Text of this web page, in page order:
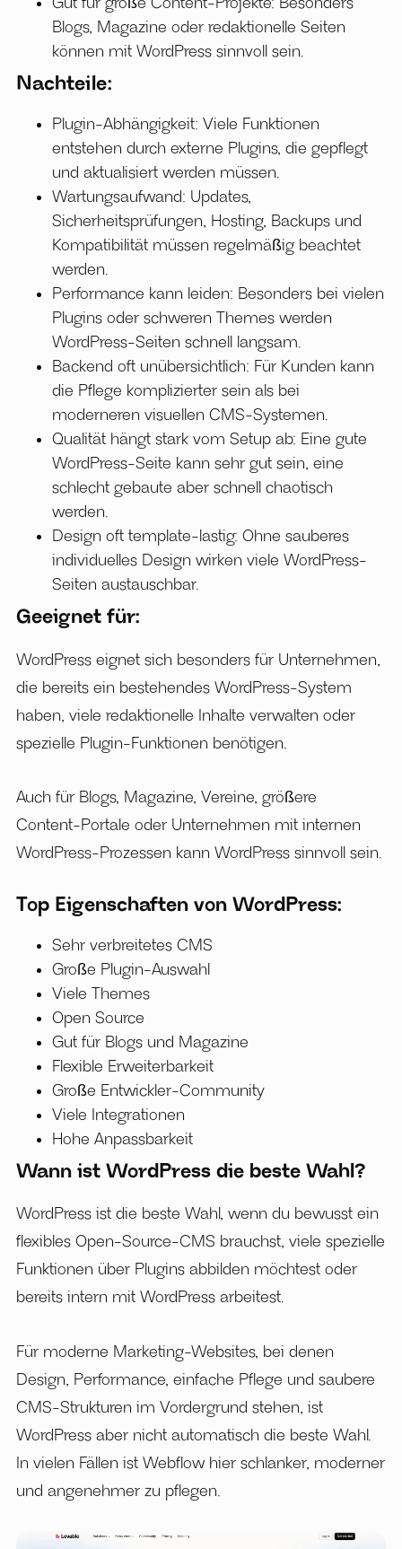
Blogs, Magazine oder redaktionelle Seiten
können mit WordPress sinnvoll sein.
Nachteile:
Plugin-Abhängigkeit: Viele Funktionen
entstehen durch externe Plugins, die gepflegt
und aktualisiert werden müssen.
Wartungsaufwand: Updates,
Sicherheitsprüfungen, Hosting, Backups und
Kompatibilität müssen regelmäßig beachtet
werden.
Performance kann leiden: Besonders bei vielen
Plugins oder schweren Themes werden
WordPress-Seiten schnell langsam.
Backend oft unübersichtlich: Für Kunden kann
die Pflege komplizierter sein als bei
moderneren visuellen CMS-Systemen.
Qualität hängt stark vom Setup ab: Eine gute
WordPress-Seite kann sehr gut sein, eine
schlecht gebaute aber schnell chaotisch
werden.
Design oft template-lastig: Ohne sauberes
individuelles Design wirken viele WordPress-
Seiten austauschbar.
Geeignet für:
WordPress eignet sich besonders für Unternehmen,
die bereits ein bestehendes WordPress-System
haben, viele redaktionelle Inhalte verwalten oder
spezielle Plugin-Funktionen benötigen.
Auch für Blogs, Magazine, Vereine, größere
Content-Portale oder Unternehmen mit internen
WordPress-Prozessen kann WordPress sinnvoll sein.
Top Eigenschaften von WordPress:
Sehr verbreitetes CMS
Große Plugin-Auswahl
Viele Themes
Open Source
Gut für Blogs und Magazine
Flexible Erweiterbarkeit
Große Entwickler-Community
Viele Integrationen
Hohe Anpassbarkeit
Wann ist WordPress die beste Wahl?
WordPress ist die beste Wahl, wenn du bewusst ein
flexibles Open-Source-CMS brauchst, viele spezielle
Funktionen über Plugins abbilden möchtest oder
bereits intern mit WordPress arbeitest.
Für moderne Marketing-Websites, bei denen
Design, Performance, einfache Pflege und saubere
CMS-Strukturen im Vordergrund stehen, ist
WordPress aber nicht automatisch die beste Wahl.
In vielen Fällen ist Webflow hier schlanker, moderner
und angenehmer zu pflegen.